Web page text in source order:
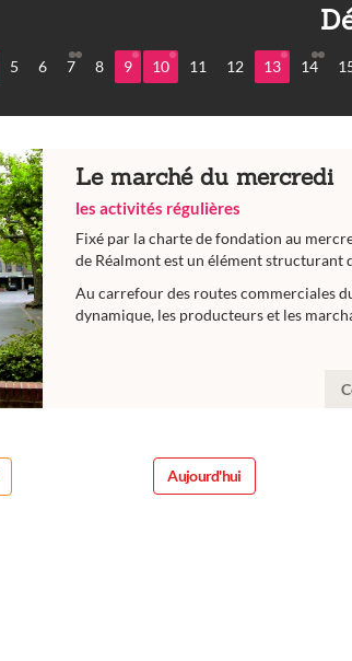
5 6 7 8 9 10 11 12 13 14
Le marché du mercredi
les activités régulières
Fixé par la charte de fondation au
de Réalmont est un élément structurant
Au carrefour des routes commerciales
dynamique, les producteurs et les
Aujourd'hui